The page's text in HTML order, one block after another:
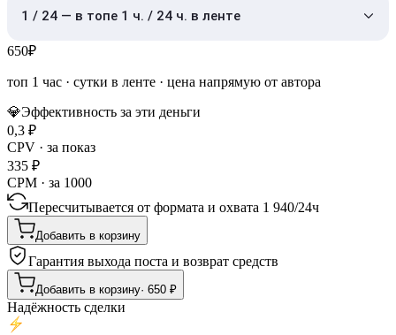
1 / 24 — в топе 1 ч. / 24 ч. в ленте
650₽
топ 1 час · сутки в ленте · цена напрямую от автора
💎Эффективность за эти деньги
0,3 ₽
CPV · за показ
335 ₽
CPM · за 1000
Пересчитывается от формата и охвата 1 940/24ч
Добавить в корзину
Гарантия выхода поста и возврат средств
Добавить в корзину· 650 ₽
Надёжность сделки